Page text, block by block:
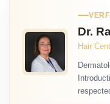
Dr.
Hair